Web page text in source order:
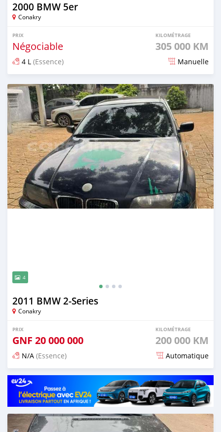
2000 BMW 5er
Conakry
PRIX
Négociable
KILOMÉTRAGE
305 000 KM
4 L (Essence) Manuelle
Publié il y a 5 mois
4
2011 BMW 2-Series
Conakry
PRIX
GNF 20 000 000
KILOMÉTRAGE
200 000 KM
N/A (Essence) Automatique
Publié il y a 5 mois